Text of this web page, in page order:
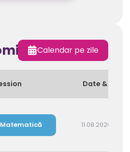
Sessions
Calendar pe zile
Date & Time
Matematică 11.08.2026 16:00